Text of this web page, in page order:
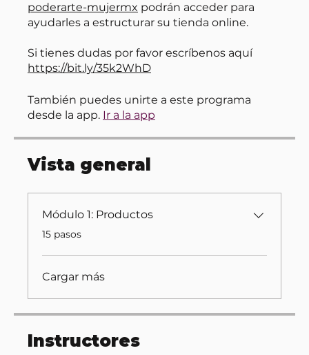
poderarte-mujermx podrán acceder para
ayudarles a estructurar su tienda online.
Si tienes dudas por favor escríbenos aquí
https://bit.ly/35k2WhD
También puedes unirte a este programa
desde la app. Ir a la app
Vista general
Módulo 1: Productos
.15 pasos
Cargar más
Instructores